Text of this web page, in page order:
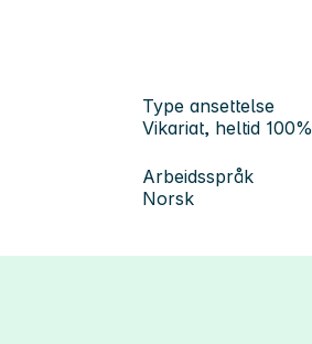
Type ansettelse
Vikariat, heltid 100%
Arbeidsspråk
Norsk